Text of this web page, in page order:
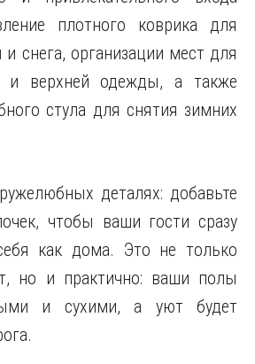
плотного коврика для
снега, организации мест для
и верхней одежды, а также
стула для снятия зимних
деталях: добавьте
чтобы ваши гости сразу
как дома. Это не только
но и практично: ваши полы
и сухими, а уют будет